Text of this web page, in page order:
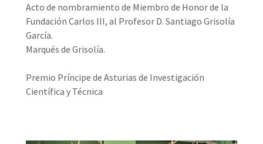
Acto de nombramiento de Miembro de Honor de la
Fundación Carlos III, al Profesor D. Santiago Grisolía
García.
Marqués de Grisolía.
Premio Príncipe de Asturias de Investigación
Científica y Técnica